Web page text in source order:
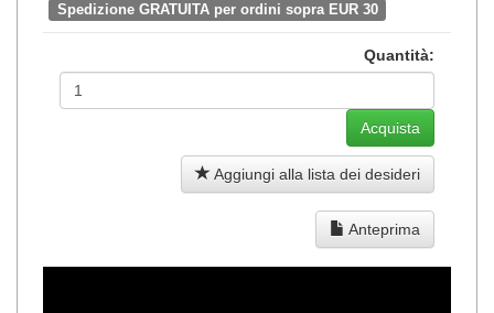
Spedizione GRATUITA per ordini sopra EUR 30
Quantità:
Aggiungi alla lista dei desideri
Anteprima